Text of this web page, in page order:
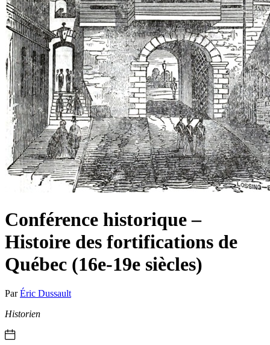
Conférence historique –
Histoire des fortifications de
Québec (16e-19e siècles)
ParÉric Dussault
Historien